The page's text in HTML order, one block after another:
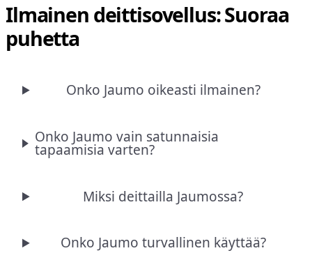
Ilmainen deittisovellus: Suoraa
puhetta
Onko Jaumo oikeasti ilmainen?
Onko Jaumo vain satunnaisia
tapaamisia varten?
Miksi deittailla Jaumossa?
Onko Jaumo turvallinen käyttää?